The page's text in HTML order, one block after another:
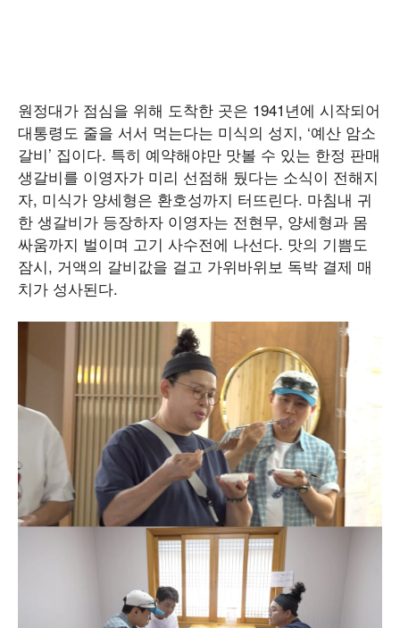
원정대가 점심을 위해 도착한 곳은 1941년에 시작되어
대통령도 줄을 서서 먹는다는 미식의 성지, ‘예산 암소
갈비’ 집이다. 특히 예약해야만 맛볼 수 있는 한정 판매
생갈비를 이영자가 미리 선점해 뒀다는 소식이 전해지
자, 미식가 양세형은 환호성까지 터뜨린다. 마침내 귀
한 생갈비가 등장하자 이영자는 전현무, 양세형과 몸
싸움까지 벌이며 고기 사수전에 나선다. 맛의 기쁨도
잠시, 거액의 갈비값을 걸고 가위바위보 독박 결제 매
치가 성사된다.